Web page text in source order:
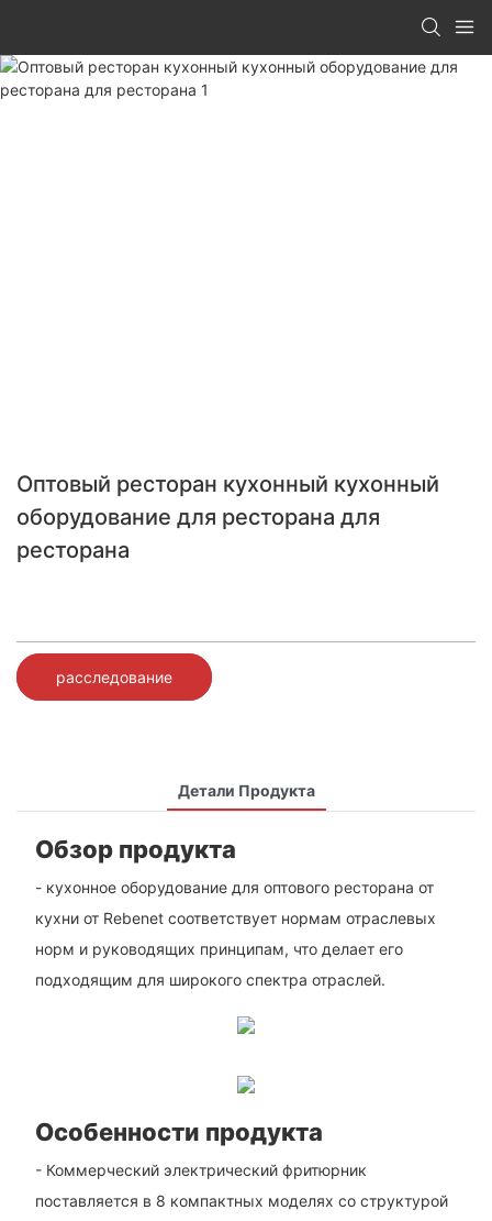
Оптовый ресторан кухонный кухонный
оборудование для ресторана для
ресторана
расследование
Детали Продукта
Обзор продукта
- кухонное оборудование для оптового ресторана от
кухни от Rebenet соответствует нормам отраслевых
норм и руководящих принципам, что делает его
подходящим для широкого спектра отраслей.
Особенности продукта
- Коммерческий электрический фритюрник
поставляется в 8 компактных моделях со структурой